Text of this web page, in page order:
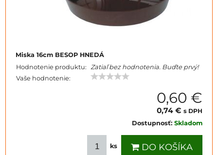
Miska 16cm BESOP HNEDÁ
Hodnotenie produktu: Zatiaľ bez hodnotenia. Buďte prvý!
Vaše hodnotenie:
0,60 €
0,74 € s DPH
Dostupnosť: Skladom
ks DO KOŠÍKA